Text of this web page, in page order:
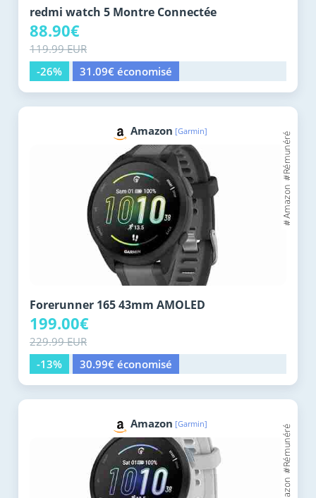
redmi watch 5 Montre Connectée
88.90€
119.99 EUR
-26%
31.09€ économisé
Amazon [Garmin]
Forerunner 165 43mm AMOLED
199.00€
229.99 EUR
-13%
30.99€ économisé
Amazon [Garmin]